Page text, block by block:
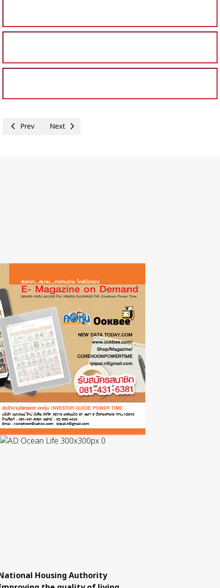
Previous article: สรุปข่าวการประชุมคณะรัฐมนตรี 7 กรกฎาคม 2569
Prev Next article: ร่างแถลงการณ์ร่วมของนายกรัฐมนตรีไทยกับมาเ
Next
Housing Authority